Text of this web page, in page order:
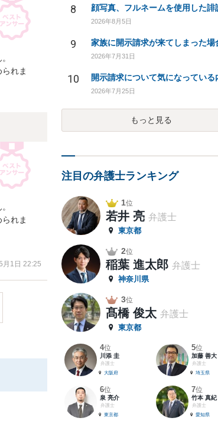
れま
れま
月1日 22:25
8
2026年8月5日
9
2026年7月31日
10
2026年7月25日
もっと見る
注目の弁護士ランキング
1位
若井 亮 弁護士
東京都
2位
稲葉 進太郎 弁護士
神奈川県
3位
髙橋 俊太 弁護士
東京都
4位
川添 圭
弁護士
大阪府
5位
加藤 善大
弁護士
埼玉県
6位
泉 亮介
弁護士
東京都
7位
竹本 真紀
弁護士
愛知県